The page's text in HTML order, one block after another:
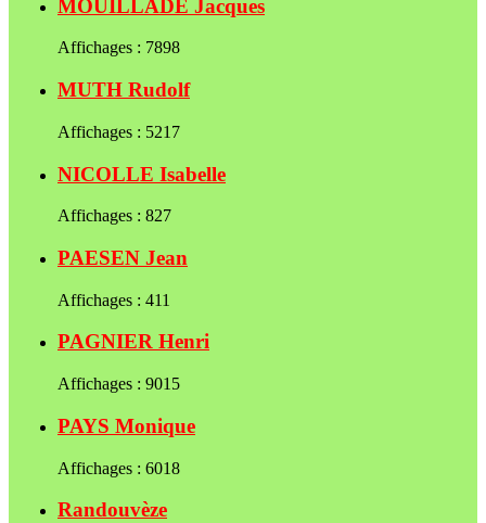
MOUILLADE Jacques
Affichages : 7898
MUTH Rudolf
Affichages : 5217
NICOLLE Isabelle
Affichages : 827
PAESEN Jean
Affichages : 411
PAGNIER Henri
Affichages : 9015
PAYS Monique
Affichages : 6018
Randouvèze